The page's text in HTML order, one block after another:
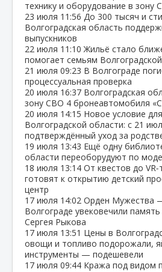
технику и оборудование в зону
23 июля 11:56 До 300 тысяч и
Волгоградская область
выпускников
22 июля 11:10 Жильё стало
помогает семьям
21 июля 09:23 В Волгограде
процессуальная проверка
20 июля 16:37 Волгоградская
зону СВО 4 бронеавтомобиля
20 июля 14:15 Новое условие
Волгоградской области: с 21
подтверждённый уход за
19 июля 13:43 Ещё одну
области переоборудуют по
18 июля 13:14 От квестов до
готовят к открытию детский
центр
17 июля 14:02 Орден Мужества
Волгограде увековечили
Сергея Рыкова
17 июля 13:51 Цены в
овощи и топливо подорожали,
инструменты — подешевели
17 июля 09:44 Кража под видом